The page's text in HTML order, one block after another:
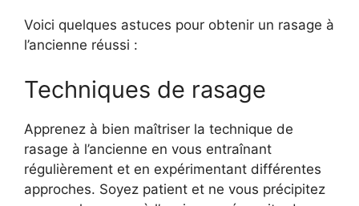
Voici quelques astuces pour obtenir un rasage à
l’ancienne réussi :
Techniques de rasage
Apprenez à bien maîtriser la technique de
rasage à l’ancienne en vous entraînant
régulièrement et en expérimentant différentes
approches. Soyez patient et ne vous précipitez